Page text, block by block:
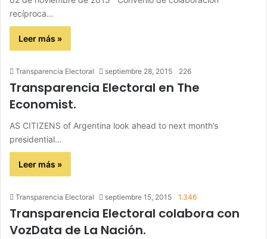
recíproca…
Leer más »
Transparencia Electoral septiembre 28, 2015 226
Transparencia Electoral en The
Economist.
AS CITIZENS of Argentina look ahead to next month’s
presidential…
Leer más »
Transparencia Electoral septiembre 15, 2015 1.346
Transparencia Electoral colabora con
VozData de La Nación.